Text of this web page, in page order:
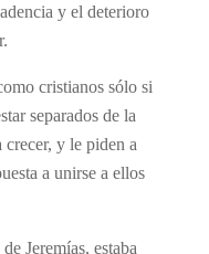
y el deterioro
cristianos sólo si
separados de la
crecer, y le piden a
a unirse a ellos
Jeremías, estaba